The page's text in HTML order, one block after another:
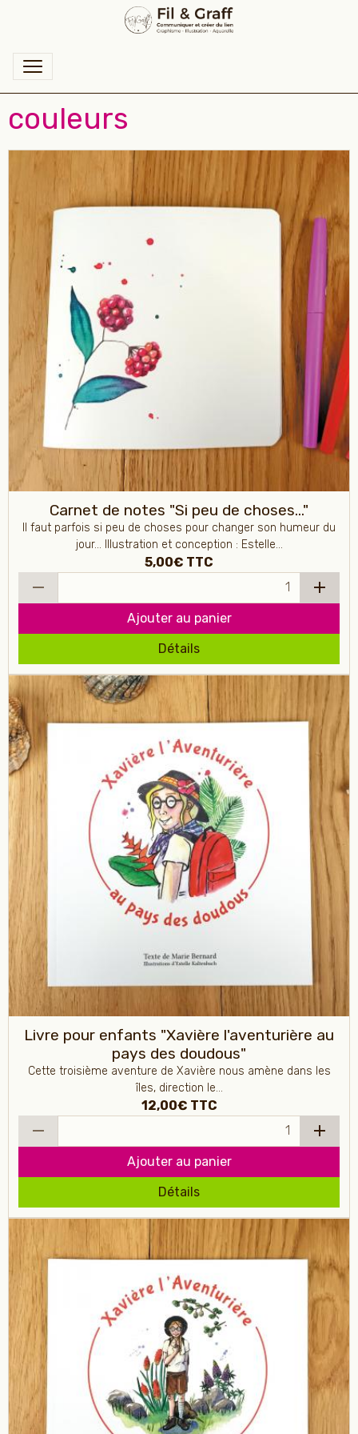
couleurs
Carnet de notes "Si peu de choses..."
Il faut parfois si peu de choses pour changer son humeur du
jour... Illustration et conception : Estelle...
5,00€ TTC
Ajouter au panier
Détails
Livre pour enfants "Xavière l'aventurière au
pays des doudous"
Cette troisième aventure de Xavière nous amène dans les
îles, direction le...
12,00€ TTC
Ajouter au panier
Détails